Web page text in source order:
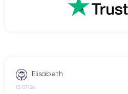
Elisabeth
13/07/26